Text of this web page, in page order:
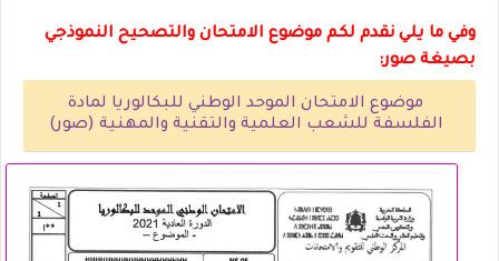
وفي ما يلي نقدم لكم موضوع الامتحان والتصحيح النموذجي
بصيغة صور:
موضوع الامتحان الموحد الوطني للبكالوريا لمادة
الفلسفة للشعب العلمية والتقنية والمهنية (صور)